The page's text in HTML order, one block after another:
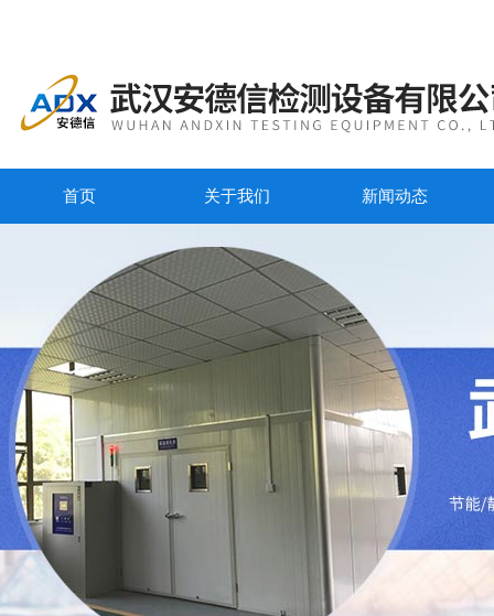
首页 关于我们 新闻动态